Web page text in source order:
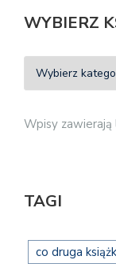
WYBIERZ
Wpisy zawierają
TAGI
co druga